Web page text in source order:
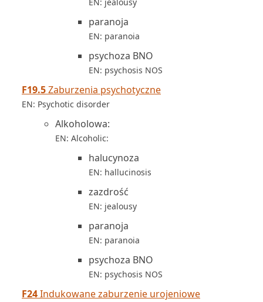
paranoja
EN: paranoia
psychoza BNO
EN: psychosis NOS
F19.5Zaburzenia psychotyczne
EN: Psychotic disorder
Alkoholowa:
EN: Alcoholic:
halucynoza
EN: hallucinosis
zazdrość
EN: jealousy
paranoja
EN: paranoia
psychoza BNO
EN: psychosis NOS
F24Indukowane zaburzenie urojeniowe